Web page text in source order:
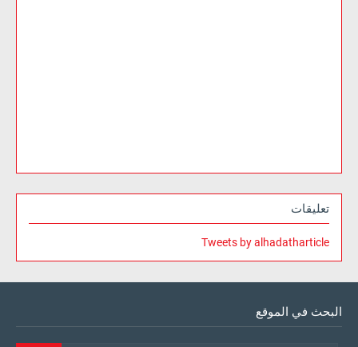
تعليقات
Tweets by alhadatharticle
البحث في الموقع